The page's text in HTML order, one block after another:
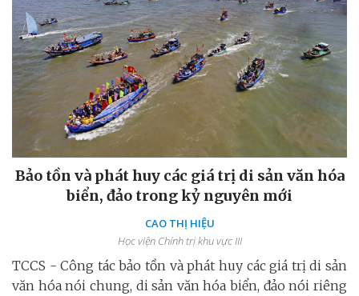
Bảo tồn và phát huy các giá trị di sản văn hóa
biển, đảo trong kỷ nguyên mới
CAO THỊ HIỆU
Học viện Chính trị khu vực III
TCCS - Công tác bảo tồn và phát huy các giá trị di sản
văn hóa nói chung, di sản văn hóa biển, đảo nói riêng